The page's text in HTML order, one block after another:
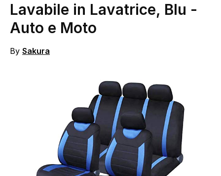
Lavabile in Lavatrice, Blu -
Auto e Moto
By Sakura